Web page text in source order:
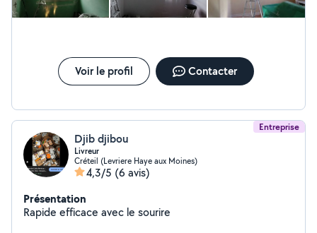
Voir le profil Contacter
Entreprise
Djib djibou
Livreur
Créteil (Levriere Haye aux Moines)
4,3/5 (6 avis)
Présentation
Rapide efficace avec le sourire